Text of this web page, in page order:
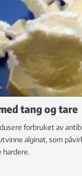
tang og tare
forbruket av
alginat, som
hardere.